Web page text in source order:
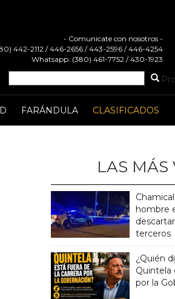
- Comunicate con nosotros -
442-2112 / 446-2656 / 443-2596 / 446-4254
Whatsapp: (380) 461-7752 / 430-1923
FARÁNDULA CLASIFICADOS
LAS MÁS
hombre
terceros
¿Quién
Quintela
por la